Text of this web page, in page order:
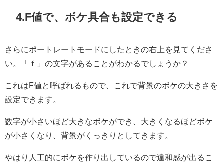
4.F値で、ボケ具合も設定できる
さらにポートレートモードにしたときの右上を見てくださ
い。「ｆ」の文字があることがわかるでしょうか？
これはF値と呼ばれるもので、これで背景のボケの大きさを
設定できます。
数字が小さいほど大きなボケができ、大きくなるほどボケ
が小さくなり、背景がくっきりとしてきます。
やはり人工的にボケを作り出しているので違和感が出るこ